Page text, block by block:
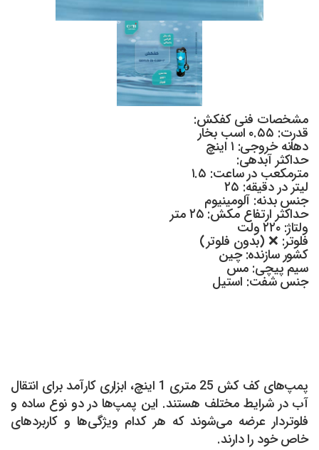
مشخصات فنی کفکش:
قدرت: ۰.۵۵ اسب بخار
دهانه خروجی: ۱ اینچ
حداکثر آبدهی:
مترمکعب در ساعت: ۱.۵
لیتر در دقیقه: ۲۵
جنس بدنه: آلومینیوم
حداکثر ارتفاع مکش: ۲۵ متر
ولتاژ: ۲۲۰ ولت
فلوتر: ❌ (بدون فلوتر)
کشور سازنده: چین
سیم پیچی: مس
جنس شفت: استیل
پمپ‌های کف کش 25 متری 1 اینچ، ابزاری کارآمد برای انتقال
آب در شرایط مختلف هستند. این پمپ‌ها در دو نوع ساده و
فلوتردار عرضه می‌شوند که هر کدام ویژگی‌ها و کاربردهای
خاص خود را دارند.